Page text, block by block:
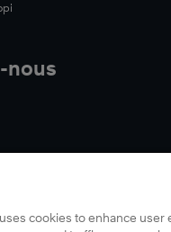
nous
cookies to enhance user